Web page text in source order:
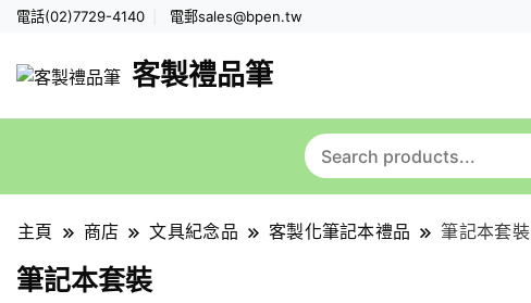
電話(02)7729-4140 電郵sales@bpen.tw
客製禮品筆
主頁 商店 文具紀念品 客製化筆記本禮品 筆記本套裝
筆記本套裝